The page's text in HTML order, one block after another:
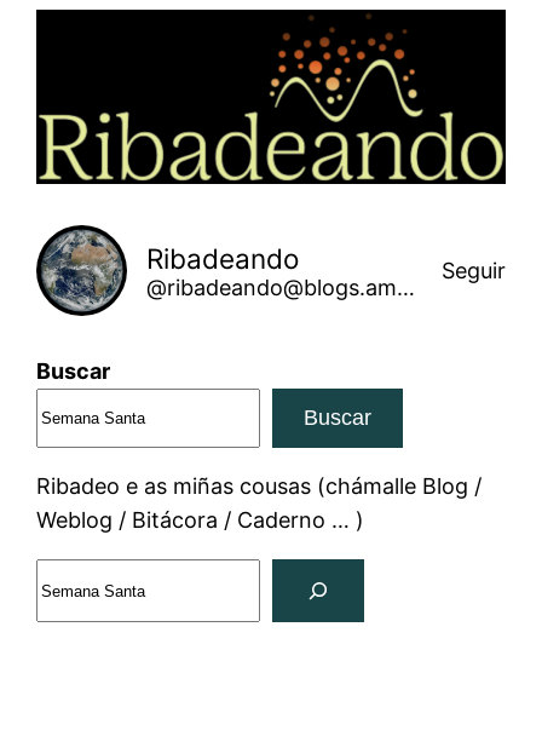
Ribadeando
@ribadeando@blogs.amarinha.gal
Seguir
Buscar
Buscar
Ribadeo e as miñas cousas (chámalle Blog /
Weblog / Bitácora / Caderno … )